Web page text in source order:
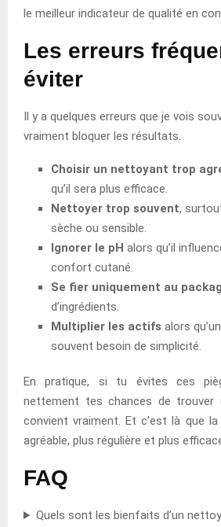
le meilleur indicateur de qualité en
Les erreurs
éviter
Il y a quelques erreurs que je vois
vraiment bloquer les résultats.
Choisir un nettoyant trop
qu’il sera plus efficace.
Nettoyer trop souvent,
sèche ou sensible.
Ignorer le pH alors qu’il
confort cutané.
Se fier uniquement au
d’ingrédients.
Multiplier les actifs alors
souvent besoin de simplicité.
En pratique, si tu évites ces
nettement tes chances de
convient vraiment. Et c’est là que
agréable, plus régulière et plus
FAQ
Quels sont les bienfaits d’un